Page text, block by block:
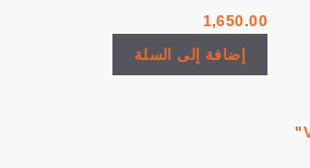
1,650.00
إضافة إلى السلة